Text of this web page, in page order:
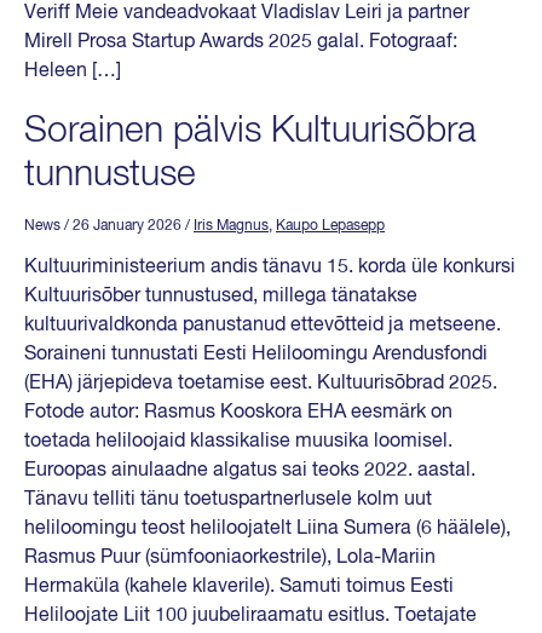
Veriff Meie vandeadvokaat Vladislav Leiri ja partner
Mirell Prosa Startup Awards 2025 galal. Fotograaf:
Heleen […]
Sorainen pälvis Kultuurisõbra
tunnustuse
News / 26 January 2026 / Iris Magnus, Kaupo Lepasepp
Kultuuriministeerium andis tänavu 15. korda üle konkursi
Kultuurisõber tunnustused, millega tänatakse
kultuurivaldkonda panustanud ettevõtteid ja metseene.
Soraineni tunnustati Eesti Heliloomingu Arendusfondi
(EHA) järjepideva toetamise eest. Kultuurisõbrad 2025.
Fotode autor: Rasmus Kooskora EHA eesmärk on
toetada heliloojaid klassikalise muusika loomisel.
Euroopas ainulaadne algatus sai teoks 2022. aastal.
Tänavu telliti tänu toetuspartnerlusele kolm uut
heliloomingu teost heliloojatelt Liina Sumera (6 häälele),
Rasmus Puur (sümfooniaorkestrile), Lola-Mariin
Hermaküla (kahele klaverile). Samuti toimus Eesti
Heliloojate Liit 100 juubeliraamatu esitlus. Toetajate